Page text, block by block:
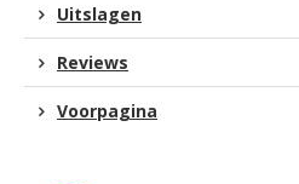
Uitslagen
Reviews
Voorpagina